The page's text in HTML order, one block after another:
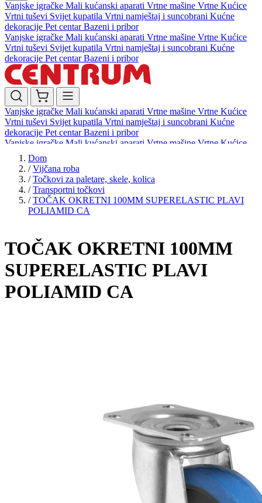
Vanjske igračke Mali kućanski aparati Vrtne mašine Vrtne Kućice
Vrtni tuševi Svijet kupatila Vrtni namještaj i suncobrani Kućne
dekoracije Pet centarBazeni i pribor
Vanjske igračke Mali kućanski aparati Vrtne mašine Vrtne Kućice
Vrtni tuševi Svijet kupatila Vrtni namještaj i suncobrani Kućne
dekoracije Pet centarBazeni i pribor
Vanjske igračke Mali kućanski aparati Vrtne mašine Vrtne Kućice
Vrtni tuševi Svijet kupatila Vrtni namještaj i suncobrani Kućne
dekoracije Pet centarBazeni i pribor
Vanjske igračke Mali kućanski aparati Vrtne mašine Vrtne Kućice
Vrtni tuševi
dekoracijePet centar
Dom
/ Vijčana roba
/ Točkovi za paletare, skele, kolica
/ Transportni točkovi
/ TOČAK OKRETNI 100MM SUPERELASTIC PLAVI
POLIAMID CA
TOČAK OKRETNI 100MM
SUPERELASTIC PLAVI
POLIAMID CA